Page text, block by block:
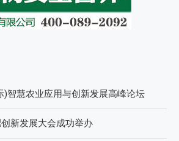
)智慧农业应用与创新发展高峰论坛
新发展大会成功举办